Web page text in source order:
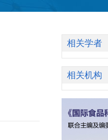
相关学者
相关机构